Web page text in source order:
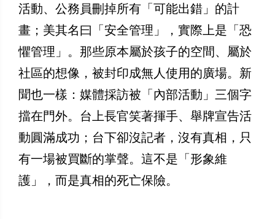
活動、公務員刪掉所有「可能出錯」的計
畫；美其名曰「安全管理」，實際上是「恐
懼管理」。那些原本屬於孩子的空間、屬於
社區的想像，被封印成無人使用的廣場。新
聞也一樣：媒體採訪被「內部活動」三個字
擋在門外。台上長官笑著揮手、舉牌宣告活
動圓滿成功；台下卻沒記者，沒有真相，只
有一場被買斷的掌聲。這不是「形象維
護」，而是真相的死亡保險。